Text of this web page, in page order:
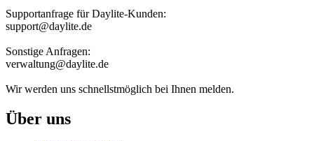
Supportanfrage für Daylite-Kunden:
support@daylite.de
Sonstige Anfragen:
verwaltung@daylite.de
Wir werden uns schnellstmöglich bei Ihnen melden.
Über uns